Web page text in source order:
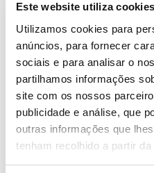
Este website utiliza cookies
Utilizamos cookies para
anúncios, para fornecer
sociais e para analisar o
partilhamos informações
site com os nossos
publicidade e análise, que
outras informações que
tenham recolhido a partir
serviços.